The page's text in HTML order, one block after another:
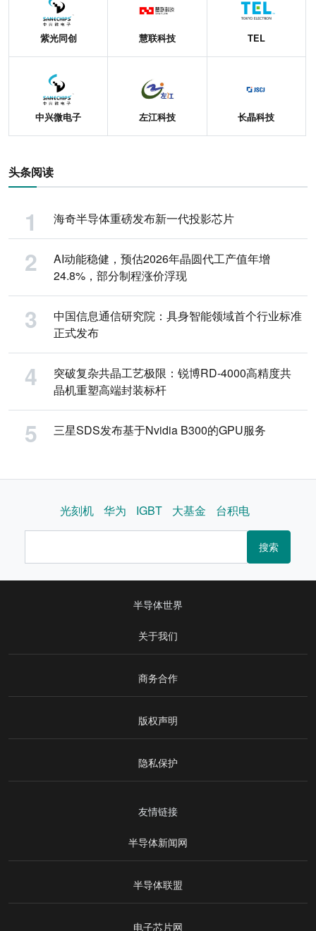
紫光同创 慧联科技 TEL
中兴微电子 左江科技 长晶科技
头条阅读
海奇半导体重磅发布新一代投影芯片
AI动能稳健，预估2026年晶圆代工产值年增
24.8%，部分制程涨价浮现
中国信息通信研究院：具身智能领域首个行业标准
正式发布
突破复杂共晶工艺极限：锐博RD-4000高精度共
晶机重塑高端封装标杆
三星SDS发布基于Nvidia B300的GPU服务
光刻机 华为 IGBT 大基金 台积电
搜索
半导体世界
关于我们
商务合作
版权声明
隐私保护
友情链接
半导体新闻网
半导体联盟
电子芯片网